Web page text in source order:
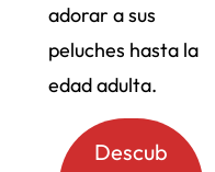
adorar a sus
peluches hasta la
edad adulta.
Descub